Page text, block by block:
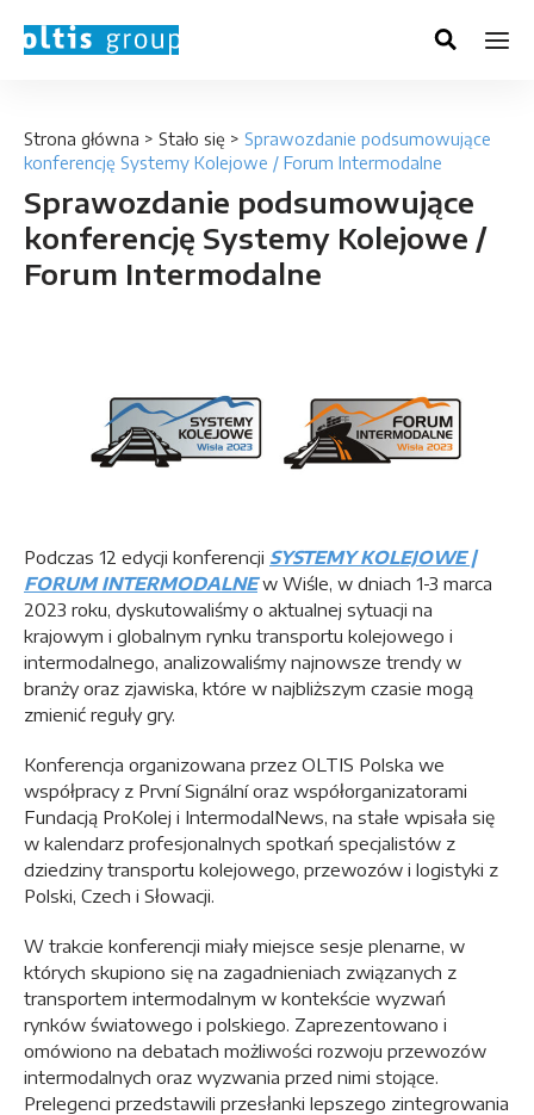
Strona główna > Stało się > Sprawozdanie podsumowujące
konferencję Systemy Kolejowe / Forum Intermodalne
Sprawozdanie podsumowujące
konferencję Systemy Kolejowe /
Forum Intermodalne
Podczas 12 edycji konferencji SYSTEMY KOLEJOWE |
FORUM INTERMODALNEw Wiśle, w dniach 1-3 marca
2023 roku, dyskutowaliśmy o aktualnej sytuacji na
krajowym i globalnym rynku transportu kolejowego i
intermodalnego, analizowaliśmy najnowsze trendy w
branży oraz zjawiska, które w najbliższym czasie mogą
zmienić reguły gry.
Konferencja organizowana przez OLTIS Polska we
współpracy z První Signální oraz współorganizatorami
Fundacją ProKolej i IntermodalNews, na stałe wpisała się
w kalendarz profesjonalnych spotkań specjalistów z
dziedziny transportu kolejowego, przewozów i logistyki z
Polski, Czech i Słowacji.
W trakcie konferencji miały miejsce sesje plenarne, w
których skupiono się na zagadnieniach związanych z
transportem intermodalnym w kontekście wyzwań
rynków światowego i polskiego. Zaprezentowano i
omówiono na debatach możliwości rozwoju przewozów
intermodalnych oraz wyzwania przed nimi stojące.
Prelegenci przedstawili przesłanki lepszego zintegrowania